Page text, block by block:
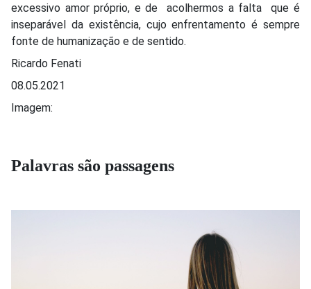
excessivo amor próprio, e de acolhermos a falta que é
inseparável da existência, cujo enfrentamento é sempre
fonte de humanização e de sentido.
Ricardo Fenati
08.05.2021
Imagem:
Palavras são passagens